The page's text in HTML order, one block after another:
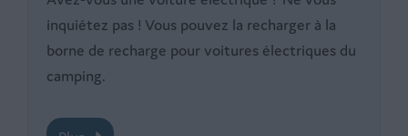
inquiétez pas ! Vous pouvez la recharger à la
borne de recharge pour voitures électriques du
camping.